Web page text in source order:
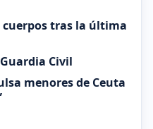
cuerpos tras la última
Civil
menores de Ceuta